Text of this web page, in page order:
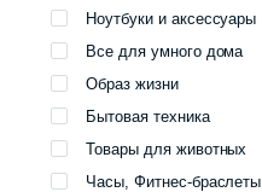
Ноутбуки и аксессуары
Все для умного дома
Образ жизни
Бытовая техника
Товары для животных
Часы, Фитнес-браслеты